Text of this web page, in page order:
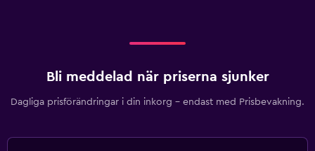
Bli meddelad när priserna sjunker
Dagliga prisförändringar i din inkorg – endast med Prisbevakning.